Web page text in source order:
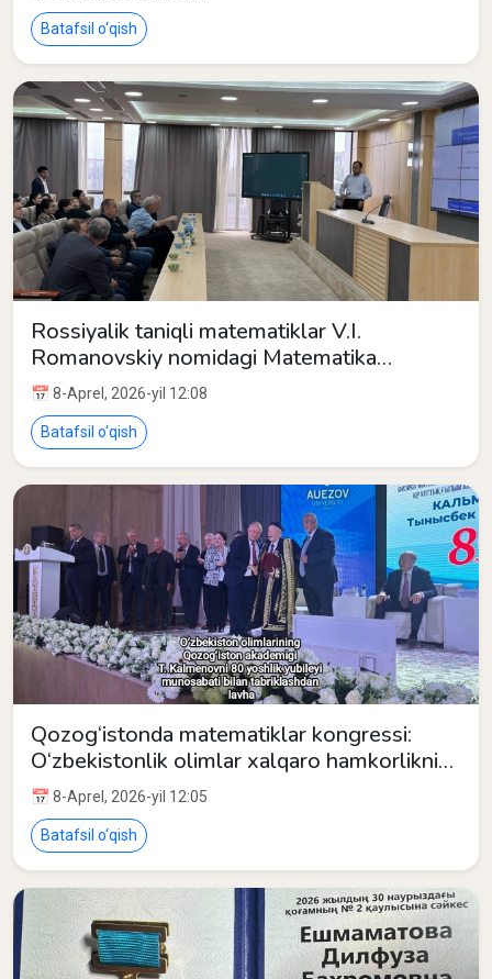
Batafsil o‘qish
Rossiyalik taniqli matematiklar V.I.
Romanovskiy nomidagi Matematika
institutiga tashrif buyurishdi
📅 8-Aprel, 2026-yil 12:08
Batafsil o‘qish
Qozog‘istonda matematiklar kongressi:
O‘zbekistonlik olimlar xalqaro hamkorlikni
mustahkamlamoqda
📅 8-Aprel, 2026-yil 12:05
Batafsil o‘qish